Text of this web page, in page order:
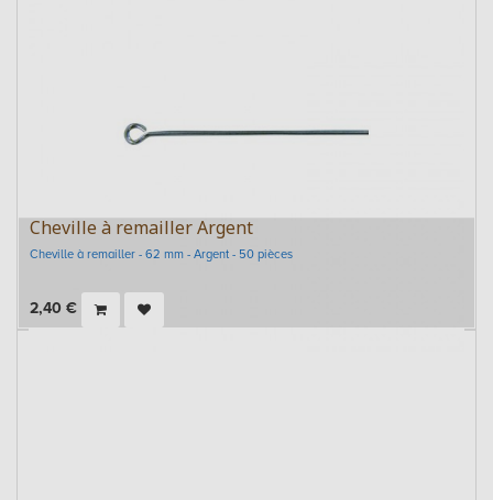
Cheville à remailler Argent
Cheville à remailler - 62 mm - Argent - 50 pièces
2,40 €